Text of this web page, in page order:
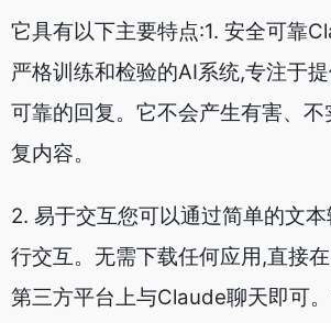
行交互。无需下载任何应用,直接
第三方平台上与Claude聊天即可。
话CONTEXT,理解您的问题和意图
3. 不断学习Claude是一个持续学
不断吸收新的知识和对话案例,优
复能力。所以您每一次的交互,都
着时间的推移,它的语言理解和回